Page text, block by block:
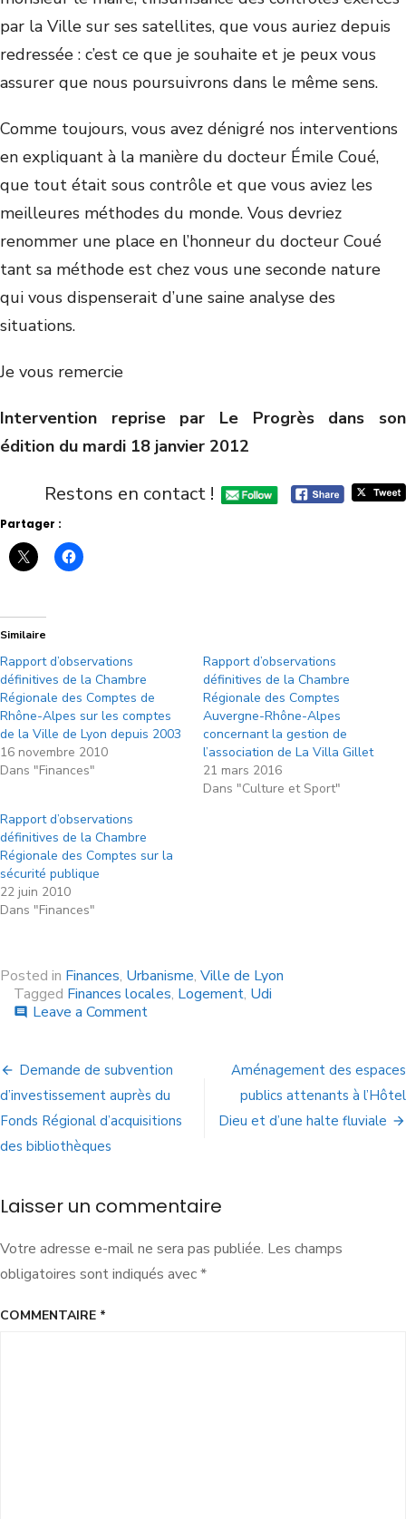
par la Ville sur ses satellites, que vous auriez depuis
redressée : c’est ce que je souhaite et je peux vous
assurer que nous poursuivrons dans le même sens.
Comme toujours, vous avez dénigré nos interventions
en expliquant à la manière du docteur Émile Coué,
que tout était sous contrôle et que vous aviez les
meilleures méthodes du monde. Vous devriez
renommer une place en l’honneur du docteur Coué
tant sa méthode est chez vous une seconde nature
qui vous dispenserait d’une saine analyse des
situations.
Je vous remercie
Intervention reprise par Le Progrès dans son
édition du mardi 18 janvier 2012
Restons en contact !
Partager :
Similaire
Rapport d’observations
définitives de la Chambre
Régionale des Comptes de
Rhône-Alpes sur les comptes
de la Ville de Lyon depuis 2003
16 novembre 2010
Dans "Finances"
Rapport d’observations
définitives de la Chambre
Régionale des Comptes
Auvergne-Rhône-Alpes
concernant la gestion de
l’association de La Villa Gillet
21 mars 2016
Dans "Culture et Sport"
Rapport d’observations
définitives de la Chambre
Régionale des Comptes sur la
sécurité publique
22 juin 2010
Dans "Finances"
Posted in Finances, Urbanisme, Ville de Lyon
Tagged Finances locales, Logement, Udi
comment Leave a Comment
Demande de subvention
d’investissement auprès du
Fonds Régional d’acquisitions
des bibliothèques
Aménagement des espaces
publics attenants à l’Hôtel
Dieu et d’une halte fluviale
Laisser un commentaire
Votre adresse e-mail ne sera pas publiée. Les champs
obligatoires sont indiqués avec*
COMMENTAIRE *